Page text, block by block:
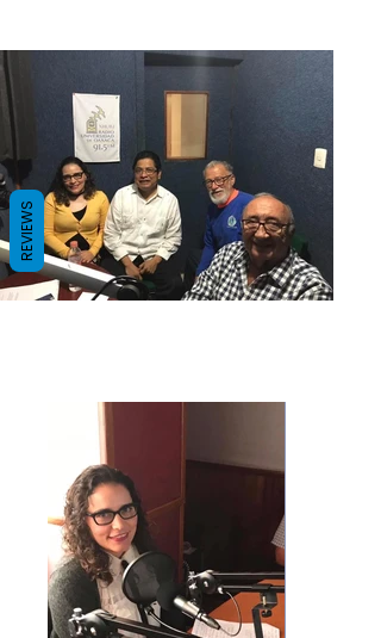
REVIEWS